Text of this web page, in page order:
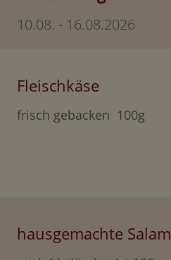
10.08. - 16.08.2026
Fleischkäse
frisch gebacken 100g
hausgemachte